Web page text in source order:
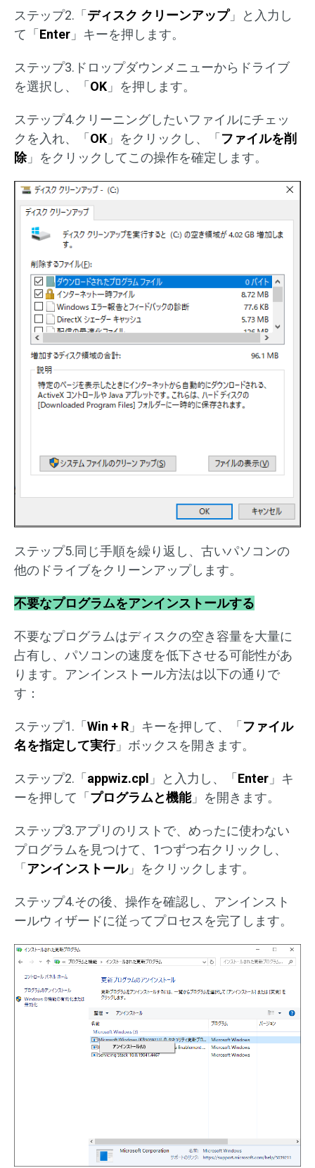
ステップ2.「 ディスク クリーンアップ」と入力し
て「 Enter 」キーを押します。
ステップ3.ドロップダウンメニューからドライブ
を選択し、「 OK 」を押します。
ステップ4.クリーニングしたいファイルにチェッ
クを入れ、「 OK 」をクリックし、「 ファイルを削
除」をクリックしてこの操作を確定します。
ステップ5.同じ手順を繰り返し、古いパソコンの
他のドライブをクリーンアップします。
不要なプログラムをアンインストールする
不要なプログラムはディスクの空き容量を大量に
占有し、パソコンの速度を低下させる可能性があ
ります。アンインストール方法は以下の通りで
す：
ステップ1.「 Win + R 」キーを押して、「 ファイル
名を指定して実行」ボックスを開きます。
ステップ2.「 appwiz.cpl 」と入力し、「 Enter 」キ
ーを押して「 プログラムと機能」を開きます。
ステップ3.アプリのリストで、めったに使わない
プログラムを見つけて、1つずつ右クリックし、
「 アンインストール」をクリックします。
ステップ4.その後、操作を確認し、アンインスト
ールウィザードに従ってプロセスを完了します。